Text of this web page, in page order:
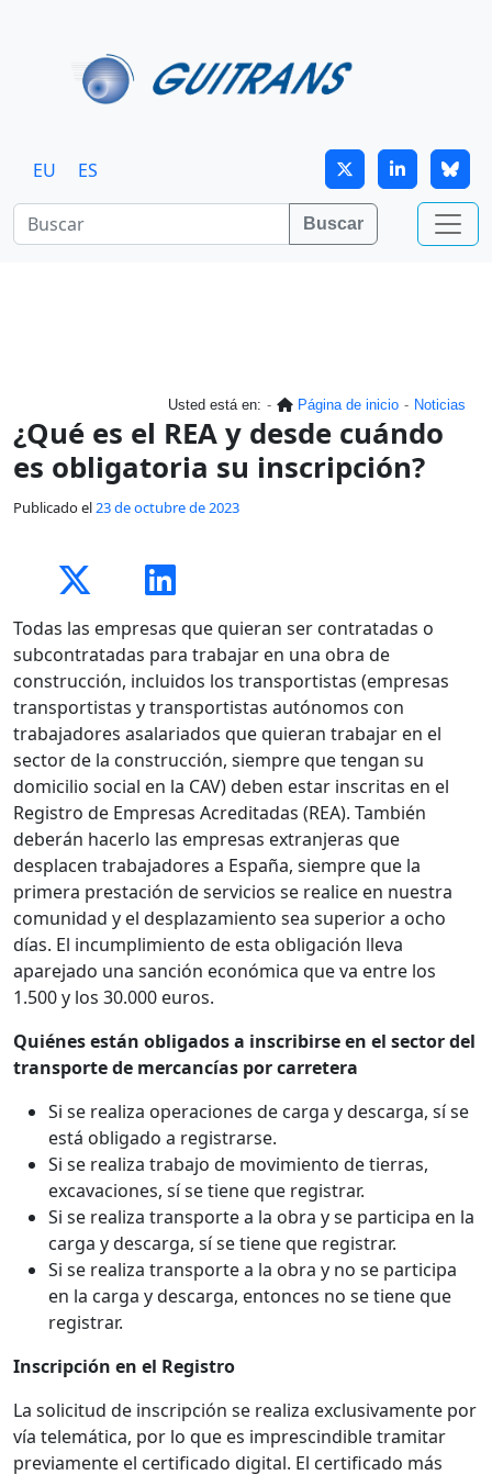
EU ES
Buscar
Usted está en: Página de inicio Noticias
¿Qué es el REA y desde cuándo
es obligatoria su inscripción?
Publicado el23 de octubre de 2023
Todas las empresas que quieran ser contratadas o
subcontratadas para trabajar en una obra de
construcción, incluidos los transportistas (empresas
transportistas y transportistas autónomos con
trabajadores asalariados que quieran trabajar en el
sector de la construcción, siempre que tengan su
domicilio social en la CAV) deben estar inscritas en el
Registro de Empresas Acreditadas (REA). También
deberán hacerlo las empresas extranjeras que
desplacen trabajadores a España, siempre que la
primera prestación de servicios se realice en nuestra
comunidad y el desplazamiento sea superior a ocho
días. El incumplimiento de esta obligación lleva
aparejado una sanción económica que va entre los
1.500 y los 30.000 euros.
Quiénes están obligados a inscribirse en el sector del
transporte de mercancías por carretera
Si se realiza operaciones de carga y descarga, sí se
está obligado a registrarse.
Si se realiza trabajo de movimiento de tierras,
excavaciones, sí se tiene que registrar.
Si se realiza transporte a la obra y se participa en la
carga y descarga, sí se tiene que registrar.
Si se realiza transporte a la obra y no se participa
en la carga y descarga, entonces no se tiene que
registrar.
Inscripción en el Registro
La solicitud de inscripción se realiza exclusivamente por
vía telemática, por lo que es imprescindible tramitar
previamente el certificado digital. El certificado más